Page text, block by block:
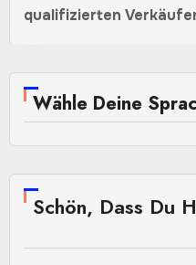
qualifizierten
Wähle Deine
Schön, Dass Du